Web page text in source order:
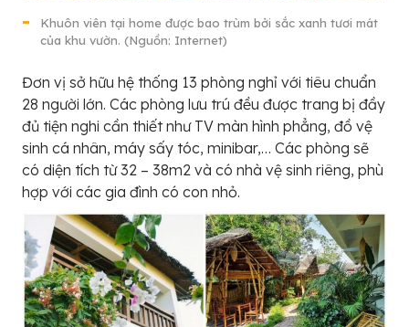
Khuôn viên tại home được bao trùm bởi sắc xanh tươi mát
của khu vườn. (Nguồn: Internet)
Đơn vị sở hữu hệ thống 13 phòng nghỉ với tiêu chuẩn
28 người lớn. Các phòng lưu trú đều được trang bị đầy
đủ tiện nghi cần thiết như TV màn hình phẳng, đồ vệ
sinh cá nhân, máy sấy tóc, minibar,… Các phòng sẽ
có diện tích từ 32 – 38m2 và có nhà vệ sinh riêng, phù
hợp với các gia đình có con nhỏ.